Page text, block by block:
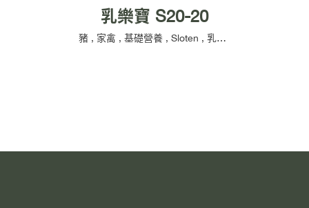
乳樂寶 S20-20
豬 , 家禽 ,基礎營養 ,Sloten ,乳製品